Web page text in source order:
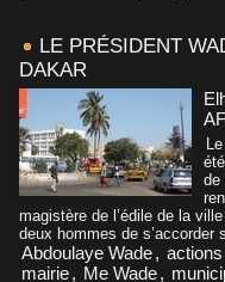
LE PRÉSIDENT
DAKAR
de
magistère de l’édile de la
deux hommes de s’accorder
Abdoulaye Wade, actions
mairie, Me Wade,